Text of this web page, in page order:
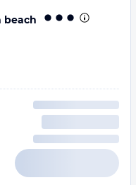
beach